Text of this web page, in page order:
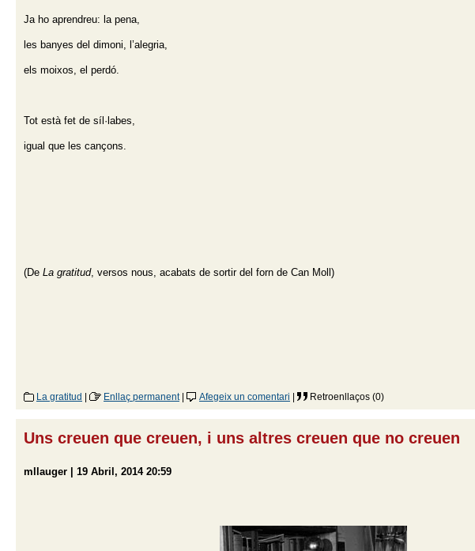
Ja ho aprendreu: la pena,
les banyes del dimoni, l’alegria,
els moixos, el perdó.
Tot està fet de síl·labes,
igual que les cançons.
(De La gratitud, versos nous, acabats de sortir del forn de Can Moll)
La gratitud | Enllaç permanent| Afegeix un comentari | Retroenllaços (0)
Uns creuen que creuen, i uns altres creuen que no creuen
mllauger | 19 Abril, 2014 20:59